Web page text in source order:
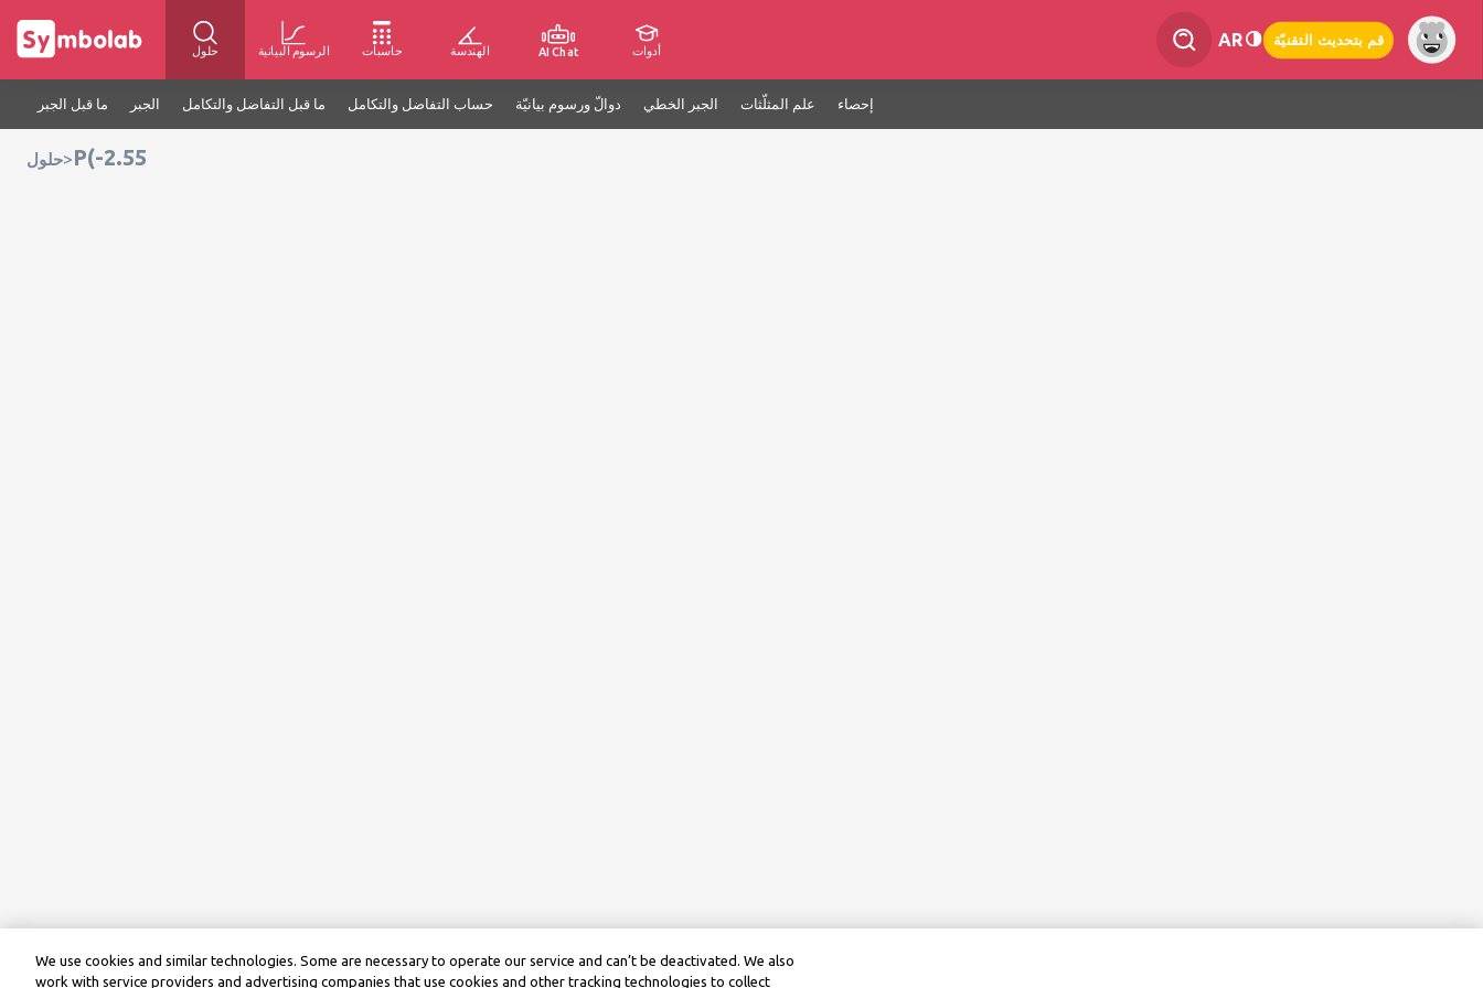
حلول الرسوم البيانية حاسبات الهندسة AI Chat أدوات
AR قم بتحديث التقنيّة
ما قبل الجبر الجبر ما قبل التفاضل والتكامل حساب التفاضل والتكامل دوالّ ورسوم بيانيّة الجبر الخطي علم المثلّثات إحصاء
حلول>P(-2.55
We use cookies and similar technologies. Some are necessary to operate our service and can’t be deactivated. We also
work with service providers and advertising companies that use cookies and other tracking technologies to collect